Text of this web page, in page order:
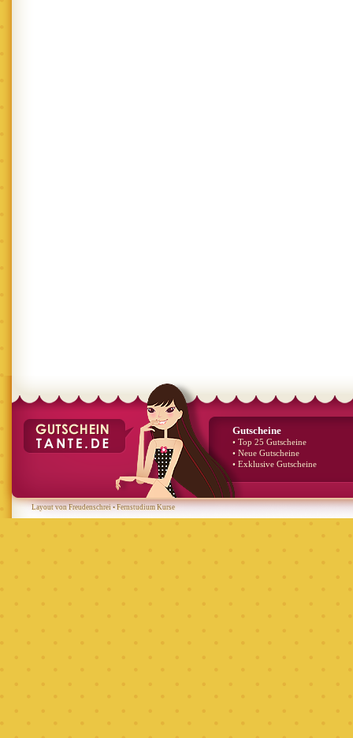
Gutscheine
• Top 25 Gutscheine
• Neue Gutscheine
• Exklusive Gutscheine
Layout von Freudenschrei•Fernstudium Kurse